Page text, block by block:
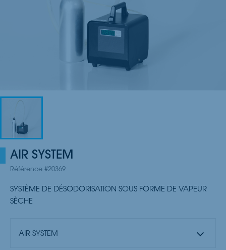
AIR SYSTEM
Référence #20369
SYSTÈME DE DÉSODORISATION SOUS FORME DE VAPEUR
SÈCHE
AIR SYSTEM